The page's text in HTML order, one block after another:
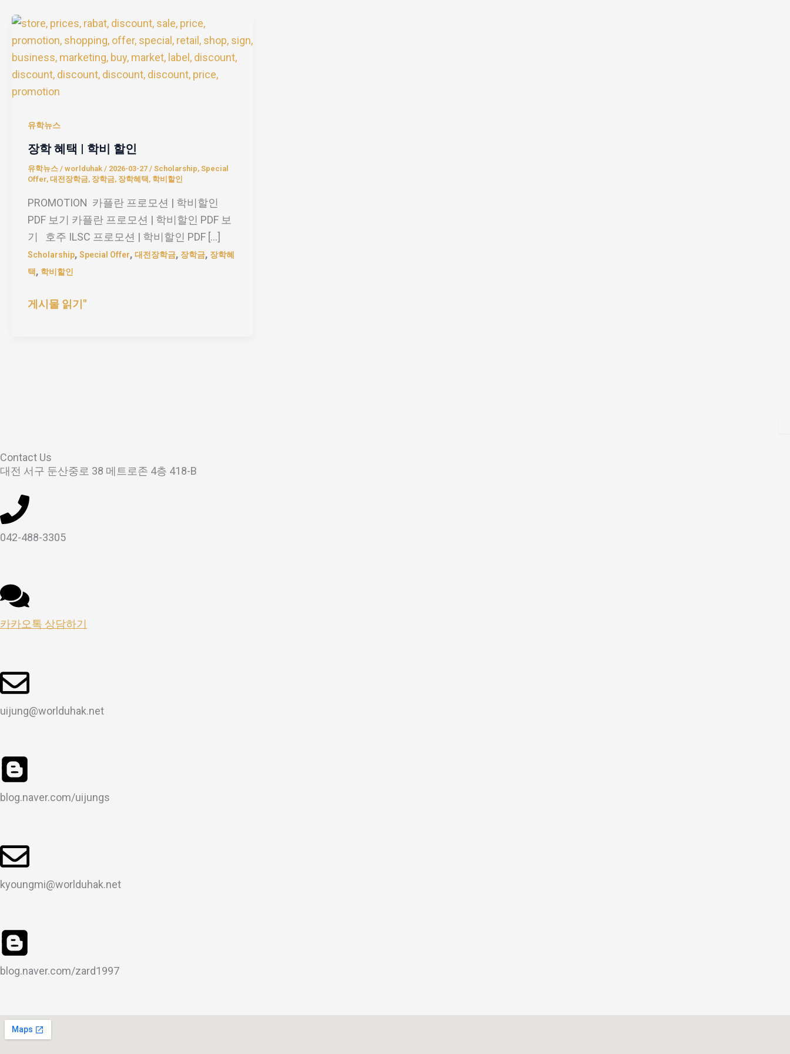
유학뉴스
장학 혜택 | 학비 할인
유학뉴스 / worlduhak / 2026-03-27 / Scholarship, Special
Offer, 대전장학금, 장학금, 장학혜택 , 학비할인
PROMOTION 카플란 프로모션 | 학비할인
PDF 보기 카플란 프로모션 | 학비할인 PDF 보
기 호주 ILSC 프로모션 | 학비할인 PDF […]
Scholarship, Special Offer, 대전장학금, 장학금, 장학혜
택, 학비할인
장
학
혜
택
|
비
할
게시물 읽기"
Contact Us
대전 서구 둔산중로 38 메트로존 4층 418-B
042-488-3305
카카오톡 상담하기
uijung@worlduhak.net
blog.naver.com/uijungs
kyoungmi@worlduhak.net
blog.naver.com/zard1997